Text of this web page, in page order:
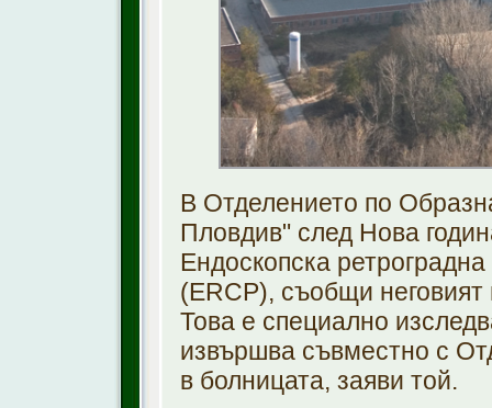
В Отделението по
Пловдив" след Нова
Eндоскопска
(ERCP), съобщи
Това е специално
извършва съвместно с
в болницата, заяви той.